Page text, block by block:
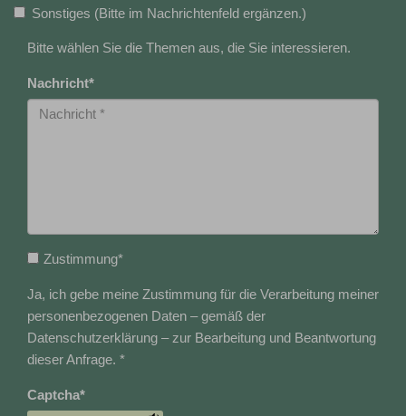
Sonstiges (Bitte im Nachrichtenfeld ergänzen.)
Bitte wählen Sie die Themen aus, die Sie interessieren.
Nachricht*
Zustimmung*
Ja, ich gebe meine Zustimmung für die Verarbeitung meiner
personenbezogenen Daten – gemäß der
Datenschutzerklärung – zur Bearbeitung und Beantwortung
dieser Anfrage. *
Captcha*